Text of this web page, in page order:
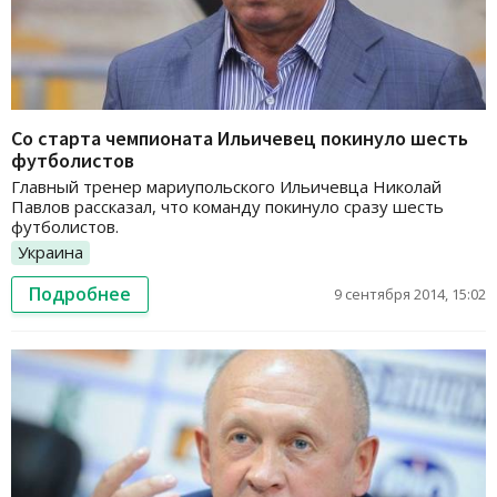
Со старта чемпионата Ильичевец покинуло шесть
футболистов
Главный тренер мариупольского Ильичевца Николай
Павлов рассказал, что команду покинуло сразу шесть
футболистов.
Украина
Подробнее 9 сентября 2014, 15:02